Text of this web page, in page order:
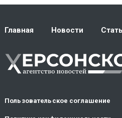
Главная Новости
Пользовательское соглашение